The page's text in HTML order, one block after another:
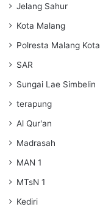
Jelang Sahur
Kota Malang
Polresta Malang Kota
SAR
Sungai Lae Simbelin
terapung
Al Qur'an
Madrasah
MAN 1
MTsN 1
Kediri